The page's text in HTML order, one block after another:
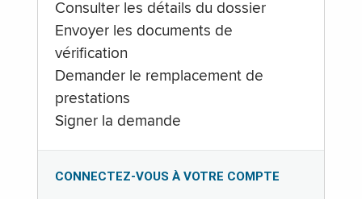
Consulter les détails du dossier
Envoyer les documents de
vérification
Demander le remplacement de
prestations
Signer la demande
CONNECTEZ-VOUS À VOTRE COMPTE